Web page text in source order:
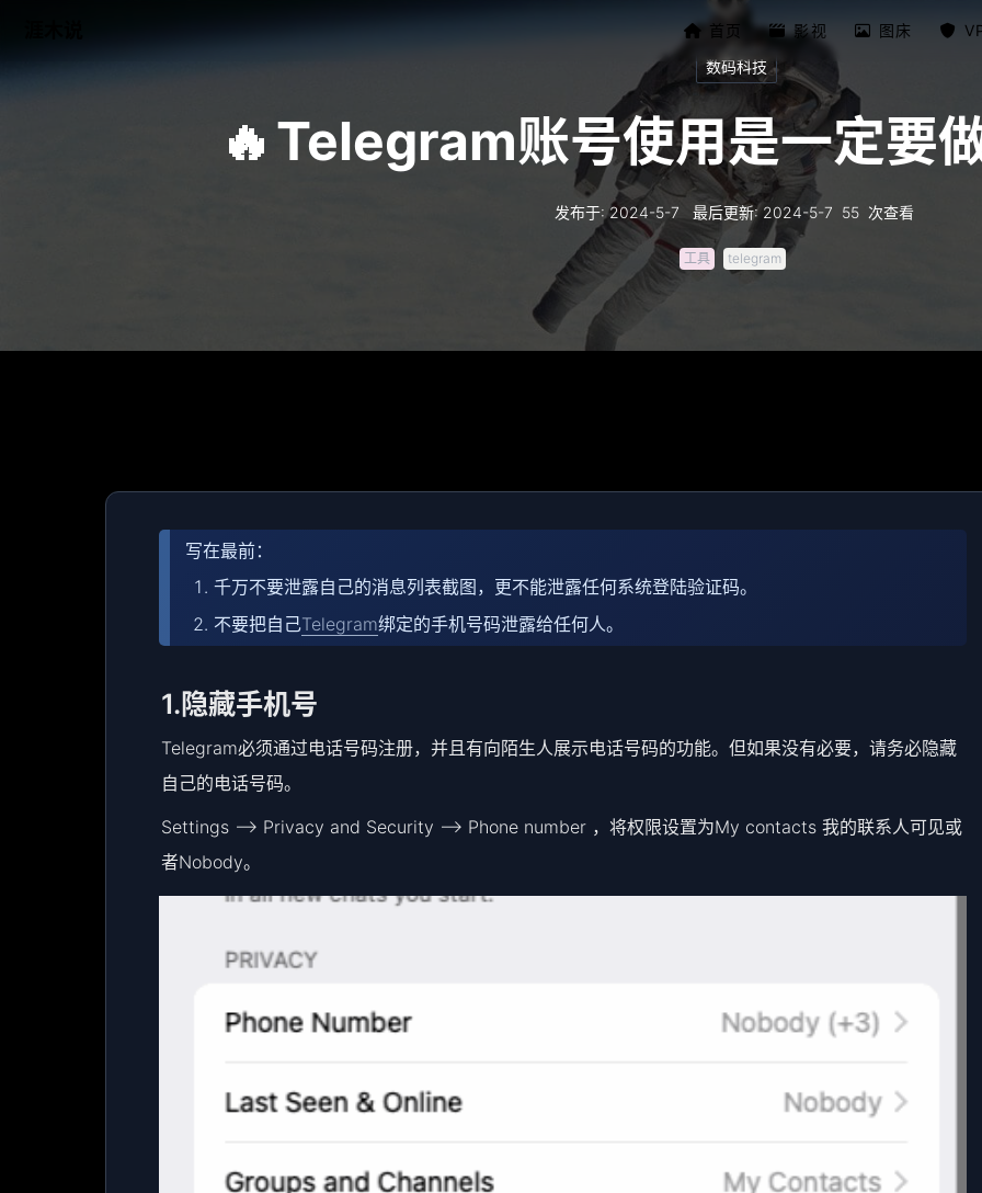
首页 影视 图床
数码科技
🔥 Telegram账号使用是一定要
发布于:2024-5-7 最后更新:2024-5-7 55 次查看
工具 telegram
写在最前：
千万不要泄露自己的消息列表截图，更不能泄露任何系统登陆验证码。
不要把自己Telegram绑定的手机号码泄露给任何人。
1.隐藏手机号
Telegram必须通过电话号码注册，并且有向陌生人展示电话号码的功能。但如果没有必要，请务必隐藏
自己的电话号码。
Settings –> Privacy and Security –> Phone number ，将权限设置为My contacts 我的联系人可见或
者Nobody。